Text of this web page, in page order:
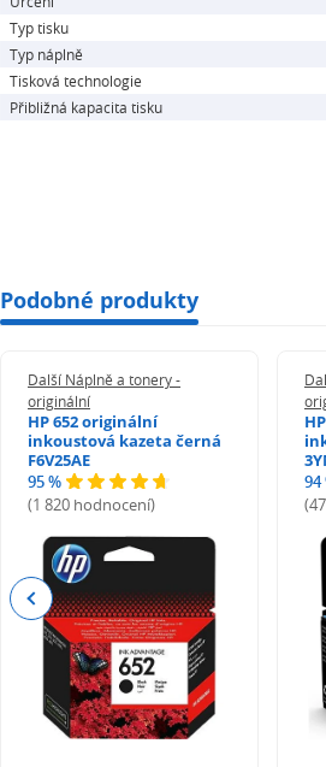
Typ tisku
Typ náplně
Tisková technologie
Přibližná kapacita tisku
Podobné produkty
Další Náplně a tonery -
originální
HP 652 originální
inkoustová kazeta černá
F6V25AE
95 %
(1 820 hodnocení)
94
Previous